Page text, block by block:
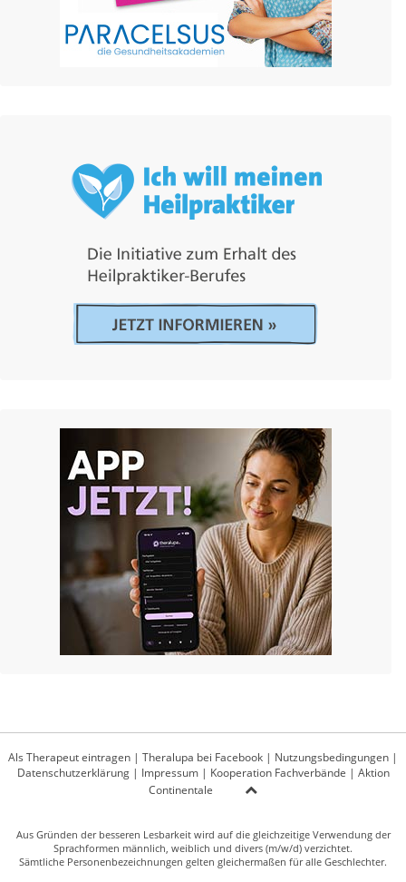
Als Therapeut eintragen | Theralupa bei Facebook | Nutzungsbedingungen |
Datenschutzerklärung| Impressum| Kooperation Fachverbände | Aktion
Continentale
Aus Gründen der besseren Lesbarkeit wird auf die gleichzeitige Verwendung der
Sprachformen männlich, weiblich und divers (m/w/d) verzichtet.
Sämtliche Personenbezeichnungen gelten gleichermaßen für alle Geschlechter.